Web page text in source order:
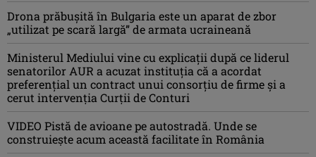
Drona prăbuşită în Bulgaria este un aparat de zbor
„utilizat pe scară largă” de armata ucraineană
Ministerul Mediului vine cu explicații după ce liderul
senatorilor AUR a acuzat instituția că a acordat
preferențial un contract unui consorțiu de firme și a
cerut intervenția Curții de Conturi
VIDEO Pistă de avioane pe autostradă. Unde se
construiește acum această facilitate în România